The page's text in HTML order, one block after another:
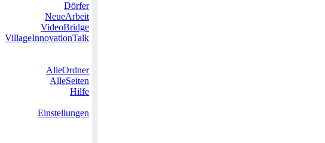
Dörfer
NeueArbeit
VideoBridge
VillageInnovationTalk
AlleOrdner
AlleSeiten
Hilfe
Einstellungen